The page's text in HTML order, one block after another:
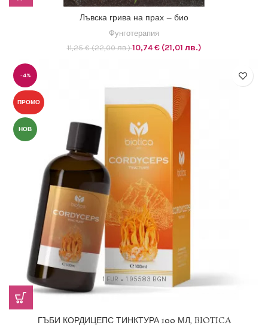
Лъвска грива на прах – био
Фунготерапия
11,25€(22,00 лв.)Original
(22,00
лв.).
10,74€(21,01 лв.)Текущата
-4%
ПРОМО
НОВ
1 EUR = 1.95583 BGN
ГЪБИ КОРДИЦЕПС ТИНКТУРА 100 МЛ, BIOTICA